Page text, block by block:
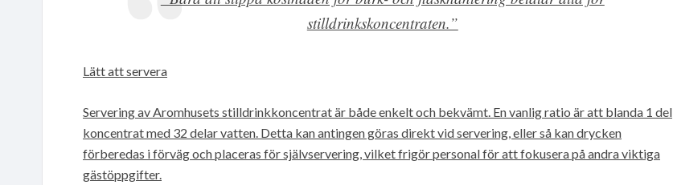
stilldrinkskoncentraten.”
Lätt att servera
Servering av Aromhusets stilldrinkkoncentrat är både enkelt och bekvämt. En vanlig ratio är att blanda 1 del
koncentrat med 32 delar vatten. Detta kan antingen göras direkt vid servering, eller så kan drycken
förberedas i förväg och placeras för självservering, vilket frigör personal för att fokusera på andra viktiga
gästöppgifter.